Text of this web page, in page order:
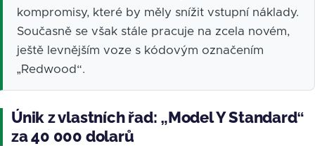
kompromisy, které by měly snížit vstupní náklady.
Současně se však stále pracuje na zcela novém,
ještě levnějším voze s kódovým označením
„Redwood“.
Únik z vlastních řad: „Model Y Standard“
za 40 000 dolarů